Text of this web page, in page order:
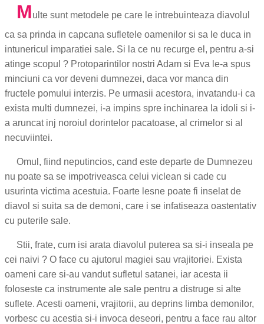
Multe sunt metodele pe care le intrebuinteaza diavolul
ca sa prinda in capcana sufletele oamenilor si sa le duca in
intunericul imparatiei sale. Si la ce nu recurge el, pentru a-si
atinge scopul ? Protoparintilor nostri Adam si Eva le-a spus
minciuni ca vor deveni dumnezei, daca vor manca din
fructele pomului interzis. Pe urmasii acestora, invatandu-i ca
exista multi dumnezei, i-a impins spre inchinarea la idoli si i-
a aruncat inj noroiul dorintelor pacatoase, al crimelor si al
necuviintei.
Omul, fiind neputincios, cand este departe de Dumnezeu
nu poate sa se impotriveasca celui viclean si cade cu
usurinta victima acestuia. Foarte lesne poate fi inselat de
diavol si suita sa de demoni, care i se infatiseaza oastentativ
cu puterile sale.
Stii, frate, cum isi arata diavolul puterea sa si-i inseala pe
cei naivi ? O face cu ajutorul magiei sau vrajitoriei. Exista
oameni care si-au vandut sufletul satanei, iar acesta ii
foloseste ca instrumente ale sale pentru a distruge si alte
suflete. Acesti oameni, vrajitorii, au deprins limba demonilor,
vorbesc cu acestia si-i invoca deseori, pentru a face rau altor